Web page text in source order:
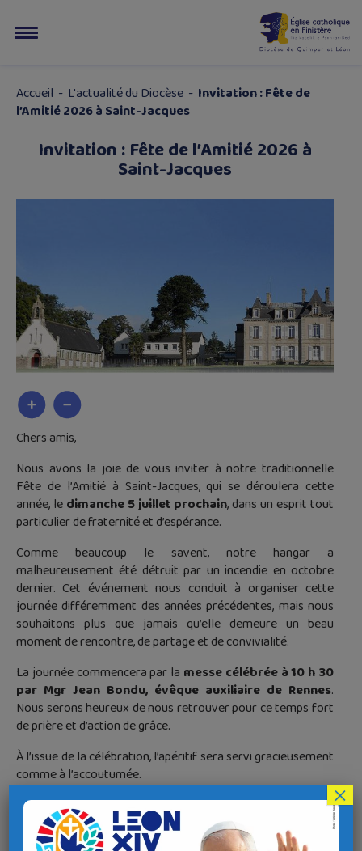
Accueil - L'actualité du Diocèse - Invitation : Fête de
l’Amitié 2026 à Saint-Jacques
Invitation : Fête de l’Amitié 2026 à
Saint-Jacques
Chers amis,
Nous avons la joie de vous inviter à notre traditionnelle
Fête de l’Amitié à Saint-Jacques, qui se déroulera cette
année, le dimanche 5 juillet prochain, dans un esprit tout
particulier de fraternité et d’espérance.
Comme beaucoup le savent, notre hangar a
malheureusement été détruit par un incendie en octobre
dernier. Cet événement nous conduit à organiser cette
journée différemment des années précédentes, mais nous
souhaitons plus que jamais qu’elle demeure un beau
moment de rencontre, de partage et de convivialité.
La journée commencera par la messe célébrée à 10 h 30
par Mgr Jean Bondu, évêque auxiliaire de Rennes.
Nous serons heureux de nous retrouver pour ce temps fort
de prière et d’action de grâce.
À l’issue de la célébration, l’apéritif sera servi gracieusement
comme à l’accoutumée.
Concernant le repas, contrairement aux années
précédentes, chacun est invité à apporter son pique-nique.
Toutefois, des frites et chipolatas seront proposées sur
×